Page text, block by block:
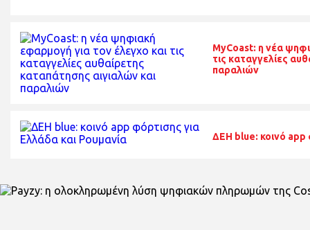
MyCoast: η νέα
τις καταγγελίες
παραλιών
ΔΕΗ blue: κοινό app